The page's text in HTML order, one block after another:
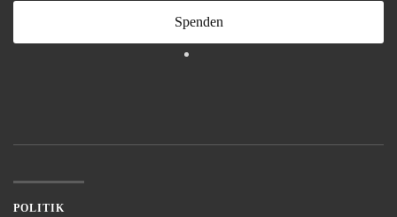
Spenden
POLITIK